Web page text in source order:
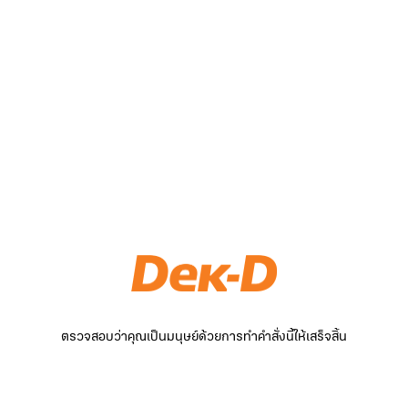
ตรวจสอบว่าคุณเป็นมนุษย์ด้วยการทำคำสั่งนี้ให้เสร็จสิ้น